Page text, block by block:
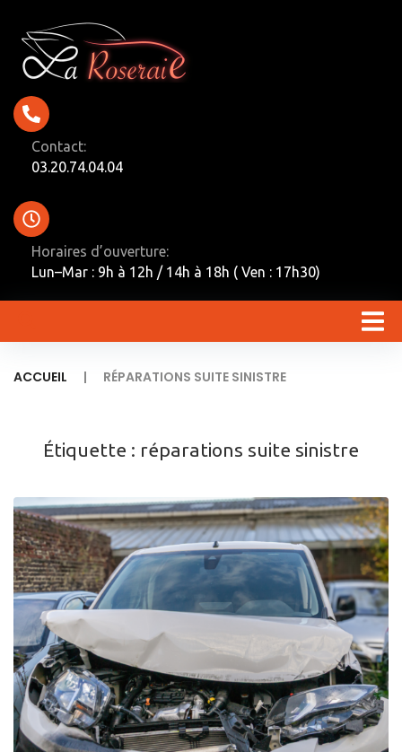
Contact:
03.20.74.04.04
Horaires d’ouverture:
Lun–Mar : 9h à 12h / 14h à 18h ( Ven : 17h30)
ACCUEIL | RÉPARATIONS SUITE SINISTRE
Étiquette : réparations suite sinistre